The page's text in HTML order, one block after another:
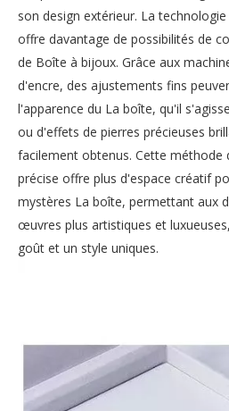
son design extérieur. La
offre davantage de possibilités de
de Boîte à bijoux. Grâce aux
d'encre, des ajustements fins
l'apparence du La boîte, qu'il
ou d'effets de pierres précieuses
facilement obtenus. Cette méthode
précise offre plus d'espace créatif
mystères La boîte, permettant aux
œuvres plus artistiques et
goût et un style uniques.